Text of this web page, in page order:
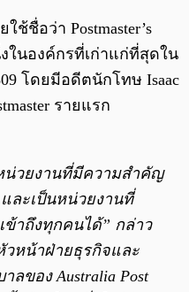
ช้ชื่อว่า Postmaster’s
งในองค์กรที่เก่าแก่ที่สุดใน
โดยมีอดีตนักโทษ Isaac
รายแรก
น่วยงานที่มีความสำคัญ
ละเป็นหน่วยงานที่
ข้าถึงทุกคนได้” กล่าว
หัวหน้าฝ่ายธุรกิจและ
ลของ Australia Post